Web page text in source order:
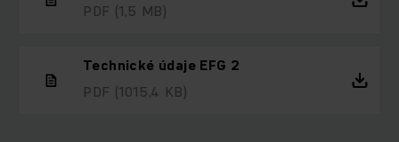
PDF (1,5 MB)
Technické údaje EFG 2
PDF (1015,4 KB)